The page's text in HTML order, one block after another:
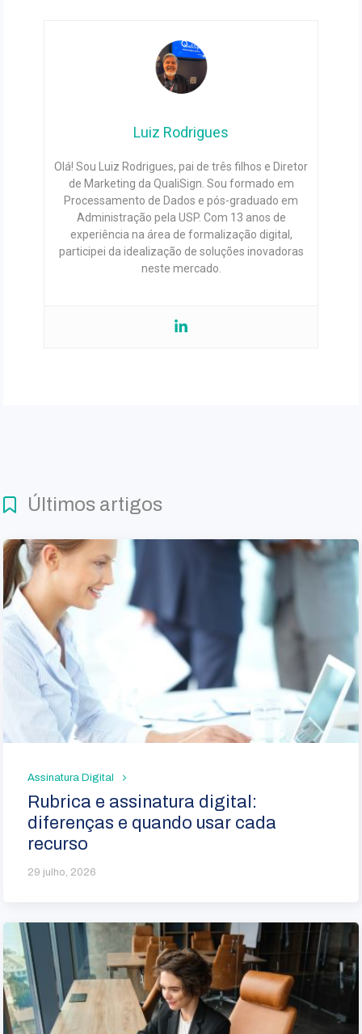
Luiz Rodrigues
Olá! Sou Luiz Rodrigues, pai de três filhos e Diretor
de Marketing da QualiSign. Sou formado em
Processamento de Dados e pós-graduado em
Administração pela USP. Com 13 anos de
experiência na área de formalização digital,
participei da idealização de soluções inovadoras
neste mercado.
Últimos artigos
Assinatura Digital
Rubrica e assinatura digital:
diferenças e quando usar cada
recurso
29 julho, 2026